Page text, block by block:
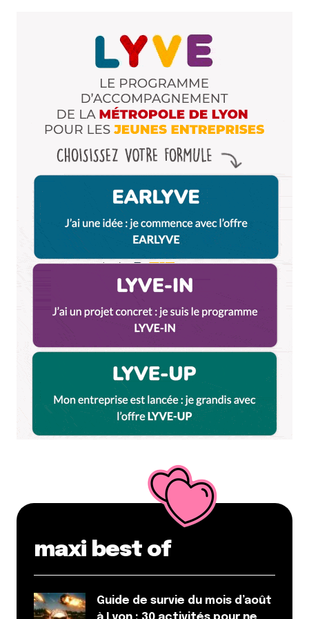
navigateur pour mon prochain commentaire.
maxi best of
Guide de survie du mois d’août